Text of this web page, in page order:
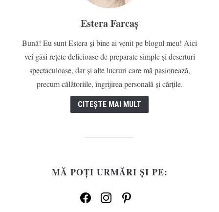
Estera Farcaș
Bună! Eu sunt Estera și bine ai venit pe blogul meu! Aici
vei găsi rețete delicioase de preparate simple și deserturi
spectaculoase, dar și alte lucruri care mă pasionează,
precum călătoriile, îngrijirea personală și cărțile.
CITEȘTE MAI MULT
MĂ POȚI URMĂRI ȘI PE:
facebookinstagrampinterest